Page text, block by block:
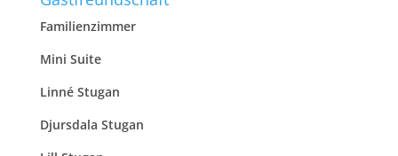
Familienzimmer
Mini Suite
Linné Stugan
Djursdala Stugan